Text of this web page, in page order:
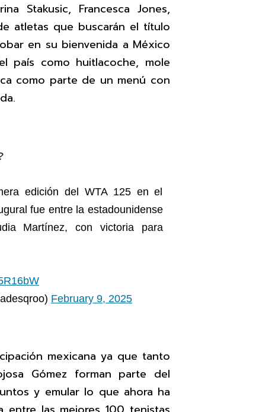
Stakusic, Francesca Jones,
atletas que buscarán el título
en su bienvenida a México
país como huitlacoche, mole
como parte de un menú con
edición del WTA 125 en el
fue entre la estadounidense
Martínez, con victoria para
February 9, 2025
mexicana ya que tanto
Gómez forman parte del
y emular lo que ahora ha